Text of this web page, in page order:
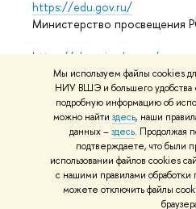
Мы используем файлы cookies
НИУ ВШЭ и большего удобства
подробную информацию об
можно найти здесь, наши
данных –здесь. Продолжая
подтверждаете, что были
использовании файлов cookies
с нашими правилами
можете отключить файлы
https://edu.gov.ru/
Министерство просвещения
https://elearning.hse.ru/mooc
Массовые открытые онлайн-
© НИУ ВШЭ 1993–2026 Адреса и
использования материалов
Карта сайта